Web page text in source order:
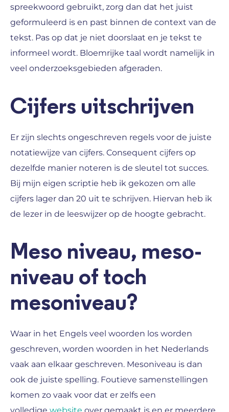
spreekwoord gebruikt, zorg dan dat het juist
geformuleerd is en past binnen de context van de
tekst. Pas op dat je niet doorslaat en je tekst te
informeel wordt. Bloemrijke taal wordt namelijk in
veel onderzoeksgebieden afgeraden.
Cijfers uitschrijven
Er zijn slechts ongeschreven regels voor de juiste
notatiewijze van cijfers. Consequent cijfers op
dezelfde manier noteren is de sleutel tot succes.
Bij mijn eigen scriptie heb ik gekozen om alle
cijfers lager dan 20 uit te schrijven. Hiervan heb ik
de lezer in de leeswijzer op de hoogte gebracht.
Meso niveau, meso-
niveau of toch
mesoniveau?
Waar in het Engels veel woorden los worden
geschreven, worden woorden in het Nederlands
vaak aan elkaar geschreven. Mesoniveau is dan
ook de juiste spelling. Foutieve samenstellingen
komen zo vaak voor dat er zelfs een